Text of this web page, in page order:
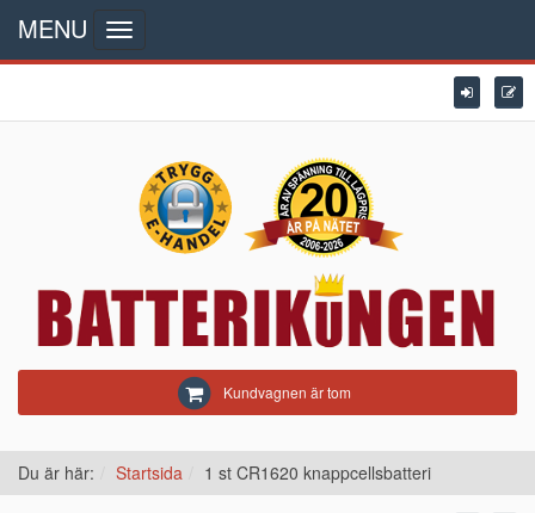
Kundvagnen är tom
MENU
Toggle
navigation
Du är här: Startsida 1 st CR1620 knappcellsbatteri